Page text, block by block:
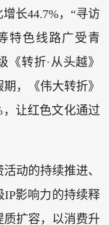
长44.7%，“寻访
特色线路广受青
转折·从头越》
，《伟大转折》
让红色文化通过
动的持续推进、
IP影响力的持续释
扩容，以消费升